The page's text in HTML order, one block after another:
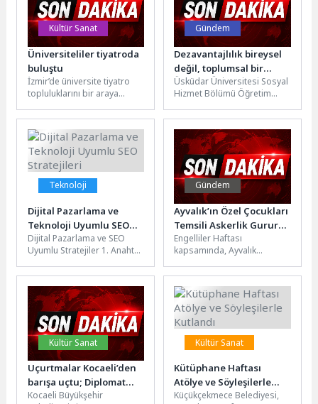
Kültür Sanat
Üniversiteliler tiyatroda
buluştu
İzmir’de üniversite tiyatro
topluluklarını bir araya
Üniversite Tiyatro Festivali,
Güzelyalı Nazım...
Gündem
Dezavantajlılık bireysel
değil, toplumsal bir
mesele!
Üsküdar Üniversitesi Sosyal
Hizmet Bölümü Öğretim
Karatay, toplumdaki
dezavantajlılık konusunu
değerlendirdi.Dezavantajlı...
Teknoloji
Dijital Pazarlama ve
Teknoloji Uyumlu SEO
Stratejileri
Dijital Pazarlama ve SEO
Uyumlu Stratejiler 1. Anahtar
dijital...
Gündem
Ayvalık’ın Özel Çocukları
Temsili Askerlik Gururu
Yaşadı
Engelliler Haftası
kapsamında, Ayvalık
Eğitim Evi’nin özel çocukları,
Edremit 3. Komando Tabur...
Kültür Sanat
Uçurtmalar Kocaeli’den
barışa uçtu; Diplomat
çocukları “Barış” için
Kocaeli Büyükşehir
Kültür Sanat
Kütüphane Haftası
Atölye ve Söyleşilerle
Kutlandı
Küçükçekmece Belediyesi,